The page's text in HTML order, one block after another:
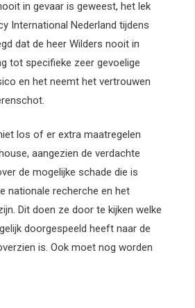
in gevaar is geweest, het lek
International Nederland tijdens
dat de heer Wilders nooit in
tot specifieke zeer gevoelige
en het neemt het vertrouwen
los of er extra maatregelen
aangezien de verdachte
de mogelijke schade die is
nationale recherche en het
Dit doen ze door te kijken welke
doorgespeeld heeft naar de
is. Ook moet nog worden